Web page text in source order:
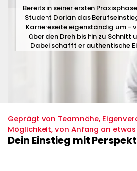
Bereits in seiner ersten
Student Dorian das
Karriereseite eigenständig um -
über den Dreh bis hin zu Schnitt
Dabei schafft er authentische
Kulissen und zeigt, was
sowie Praktikant*innen bei
Geprägt von Teamnähe,
Möglichkeit, von Anfang an etwas
Dein Einstieg mit